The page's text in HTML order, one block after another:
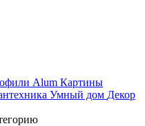
Alum Картины
Умный дом Декор